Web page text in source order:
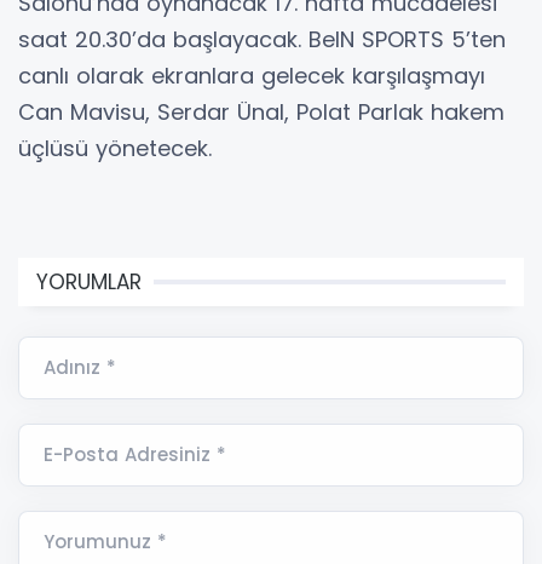
saat 20.30’da başlayacak. BeIN SPORTS 5’ten
canlı olarak ekranlara gelecek karşılaşmayı
Can Mavisu, Serdar Ünal, Polat Parlak hakem
üçlüsü yönetecek.
YORUMLAR
Adınız *
E-Posta Adresiniz *
Yorumunuz *